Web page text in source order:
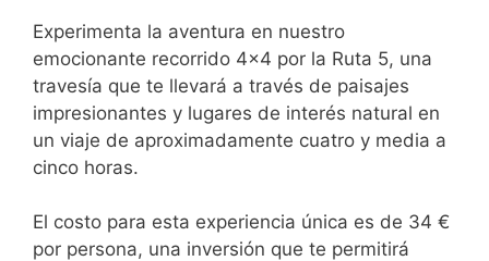
Experimenta la aventura en nuestro
emocionante recorrido 4×4 por la Ruta 5, una
travesía que te llevará a través de paisajes
impresionantes y lugares de interés natural en
un viaje de aproximadamente cuatro y media a
cinco horas.
El costo para esta experiencia única es de 34 €
por persona, una inversión que te permitirá